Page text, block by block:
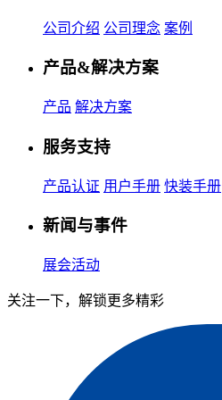
公司介绍 公司理念 案例
产品&解决方案
产品 解决方案
服务支持
产品认证 用户手册 快装手册
新闻与事件
展会活动
关注一下，解锁更多精彩